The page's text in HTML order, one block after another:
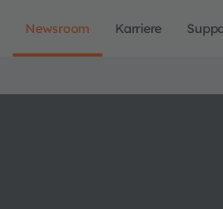
Newsroom Karriere